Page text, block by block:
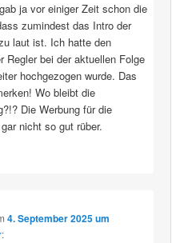
ja vor einiger Zeit schon die
zumindest das Intro der
laut ist. Ich hatte den
Regler bei der aktuellen Folge
hochgezogen wurde. Das
Wo bleibt die
Die Werbung für die
nicht so gut rüber.
4. September 2025 um
: